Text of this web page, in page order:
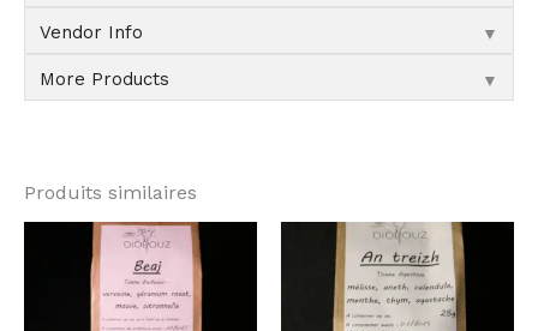
Vendor Info ▼
More Products ▼
Produits similaires